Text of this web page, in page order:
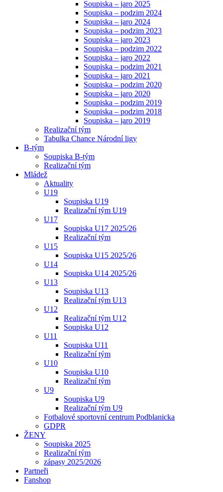
Soupiska – jaro 2025
Soupiska – podzim 2024
Soupiska – jaro 2024
Soupiska – podzim 2023
Soupiska – jaro 2023
Soupiska – podzim 2022
Soupiska – jaro 2022
Soupiska – podzim 2021
Soupiska – jaro 2021
Soupiska – podzim 2020
Soupiska – jaro 2020
Soupiska – podzim 2019
Soupiska – podzim 2018
Soupiska – jaro 2019
Realizační tým
Tabulka Chance Národní ligy
B-tým
Soupiska B-tým
Realizační tým
Mládež
Aktuality
U19
Soupiska U19
Realizační tým U19
U17
Soupiska U17 2025/26
Realizační tým
U15
Soupiska U15 2025/26
U14
Soupiska U14 2025/26
U13
Soupiska U13
Realizační tým U13
U12
Realizační tým U12
Soupiska U12
U11
Soupiska U11
Realizační tým
U10
Soupiska U10
Realizační tým
U9
Soupiska U9
Realizační tým U9
Fotbalové sportovní centrum Podblanicka
GDPR
ŽENY
Soupiska 2025
Realizační tým
zápasy 2025/2026
Partneři
Fanshop